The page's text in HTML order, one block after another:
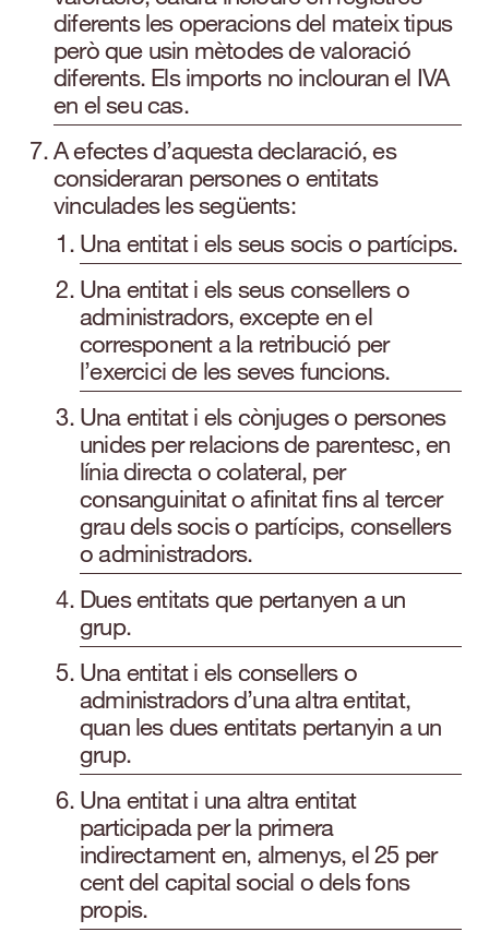
diferents les operacions del mateix tipus
però que usin mètodes de valoració
diferents. Els imports no inclouran el IVA
en el seu cas.
A efectes d’aquesta declaració, es
consideraran persones o entitats
vinculades les següents:
Una entitat i els seus socis o partícips.
Una entitat i els seus consellers o
administradors, excepte en el
corresponent a la retribució per
l’exercici de les seves funcions.
Una entitat i els cònjuges o persones
unides per relacions de parentesc, en
línia directa o colateral, per
consanguinitat o afinitat fins al tercer
grau dels socis o partícips, consellers
o administradors.
Dues entitats que pertanyen a un
grup.
Una entitat i els consellers o
administradors d’una altra entitat,
quan les dues entitats pertanyin a un
grup.
Una entitat i una altra entitat
participada per la primera
indirectament en, almenys, el 25 per
cent del capital social o dels fons
propis.